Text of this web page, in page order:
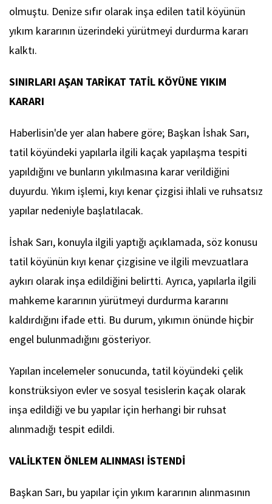
olmuştu. Denize sıfır olarak inşa edilen tatil köyünün
yıkım kararının üzerindeki yürütmeyi durdurma kararı
kalktı.
SINIRLARI AŞAN TARİKAT TATİL KÖYÜNE YIKIM
KARARI
Haberlisin'de yer alan habere göre; Başkan İshak Sarı,
tatil köyündeki yapılarla ilgili kaçak yapılaşma tespiti
yapıldığını ve bunların yıkılmasına karar verildiğini
duyurdu. Yıkım işlemi, kıyı kenar çizgisi ihlali ve ruhsatsız
yapılar nedeniyle başlatılacak.
İshak Sarı, konuyla ilgili yaptığı açıklamada, söz konusu
tatil köyünün kıyı kenar çizgisine ve ilgili mevzuatlara
aykırı olarak inşa edildiğini belirtti. Ayrıca, yapılarla ilgili
mahkeme kararının yürütmeyi durdurma kararını
kaldırdığını ifade etti. Bu durum, yıkımın önünde hiçbir
engel bulunmadığını gösteriyor.
Yapılan incelemeler sonucunda, tatil köyündeki çelik
konstrüksiyon evler ve sosyal tesislerin kaçak olarak
inşa edildiği ve bu yapılar için herhangi bir ruhsat
alınmadığı tespit edildi.
VALİLKTEN ÖNLEM ALINMASI İSTENDİ
Başkan Sarı, bu yapılar için yıkım kararının alınmasının